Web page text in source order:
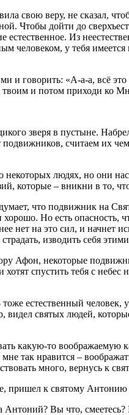
свою веру, не сказал,
Чтобы дойти до
Из
человеком, у тебя
и говорить: «А-а-а, всё
твоим и потом приходи ко
зверя в пустыне.
считаем их
некоторых людях, но они
которые – вникни в то,
что подвижник на
хорошо. Но есть
нет на это сил, и начнет
изводить себя
Афон, некоторые
хотят спустить тебя с
естественный человек,
видел святых людей,
какую-то воображаемую
так нравится –
много, вернусь к
к святому Антонию
Вы что, смеетесь?